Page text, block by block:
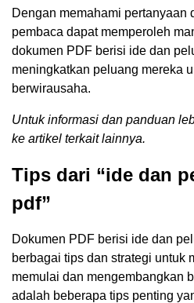
Dengan memahami pertanyaan
pembaca dapat memperoleh
dokumen PDF berisi ide dan
meningkatkan peluang mereka
berwirausaha.
Untuk informasi dan panduan
ke artikel terkait lainnya.
Tips dari “ide dan
pdf”
Dokumen PDF berisi ide dan
berbagai tips dan strategi untuk
memulai dan mengembangkan
adalah beberapa tips penting